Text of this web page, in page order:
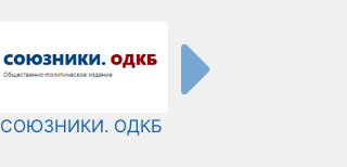
СОЮЗНИКИ. ОДКБ